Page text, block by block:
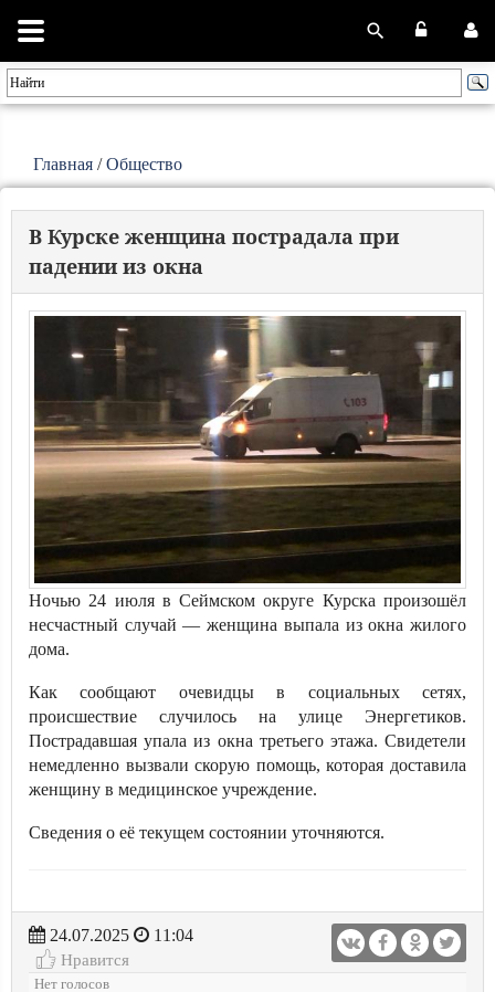
Главная /Общество
В Курске женщина пострадала при
падении из окна
Ночью 24 июля в Сеймском округе Курска произошёл
несчастный случай — женщина выпала из окна жилого
дома.
Как сообщают очевидцы в социальных сетях,
происшествие случилось на улице Энергетиков.
Пострадавшая упала из окна третьего этажа. Свидетели
немедленно вызвали скорую помощь, которая доставила
женщину в медицинское учреждение.
Сведения о её текущем состоянии уточняются.
24.07.2025
11:04
Нравится
Нет голосов